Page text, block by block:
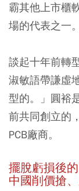
霸其他上市櫃
場的代表之一。
談起十年前轉
淑敏語帶謙虛
型的。」圓裕
前共同創立的
PCB廠商。
擺脫虧損後的
中國削價搶